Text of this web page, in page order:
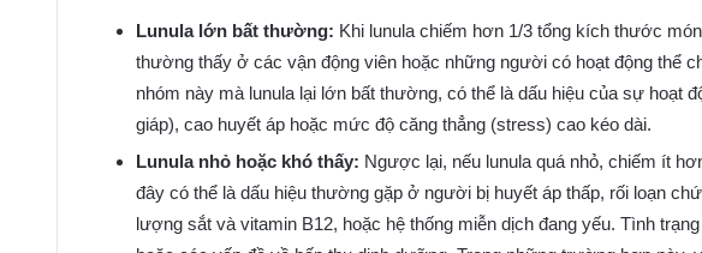
Lunula lớn bất thường: Khi lunula chiếm hơn 1/3 tổng kích thước
thường thấy ở các vận động viên hoặc những người có hoạt động thể
nhóm này mà lunula lại lớn bất thường, có thể là dấu hiệu của sự hoạt
giáp), cao huyết áp hoặc mức độ căng thẳng (stress) cao kéo dài.
Lunula nhỏ hoặc khó thấy: Ngược lại, nếu lunula quá nhỏ, chiếm ít
đây có thể là dấu hiệu thường gặp ở người bị huyết áp thấp, rối loạn
lượng sắt và vitamin B12, hoặc hệ thống miễn dịch đang yếu. Tình